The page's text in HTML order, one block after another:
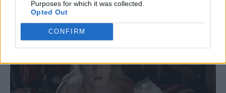
Purposes for which it was collected.
Opted Out
CONFIRM